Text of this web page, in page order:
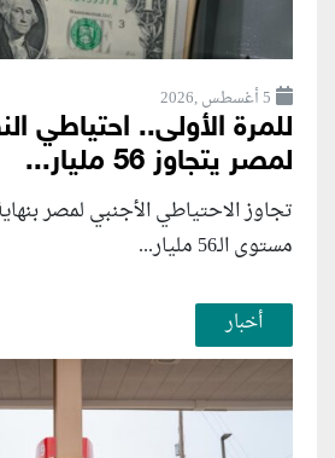
5 أغسطس ,2026
للمرة الأولى.. احتياطي
لمصر يتجاوز 56 مليار...
تجاوز الاحتياطي الأجنبي لمصر
مستوى الـ56 مليار...
أخبار